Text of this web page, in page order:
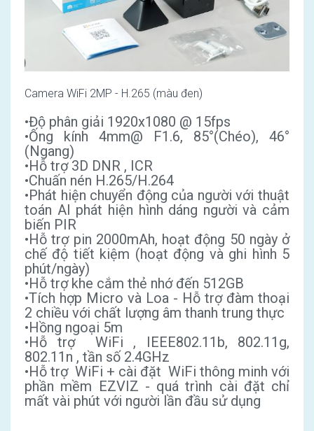
Camera WiFi 2MP - H.265 (màu đen)
•Độ phân giải 1920x1080 @ 15fps
•Ống kính 4mm@ F1.6, 85°(Chéo), 46°
(Ngang)
•Hỗ trợ 3D DNR , ICR
•Chuấn nén H.265/H.264
•Phát hiện chuyển động của người với thuật
toán AI phát hiện hình dáng người và cảm
biến PIR
•Hỗ trợ pin 2000mAh, hoạt động 50 ngày ở
chế độ tiết kiệm (hoạt động và ghi hình 5
phút/ngày)
•Hỗ trợ khe cắm thẻ nhớ đến 512GB
•Tích hợp Micro và Loa - Hỗ trợ đàm thoại
2 chiều với chất lượng âm thanh trung thực
•Hồng ngoại 5m
•Hỗ trợ WiFi , IEEE802.11b, 802.11g,
802.11n , tần số 2.4GHz
•Hỗ trợ WiFi + cài đặt WiFi thông minh với
phần mềm EZVIZ - quá trình cài đặt chỉ
mất vài phút với người lần đầu sử dụng